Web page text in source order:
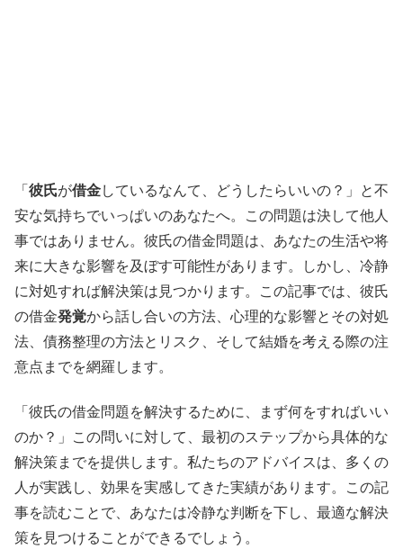
「 彼氏が借金しているなんて、どうしたらいいの？」と不
安な気持ちでいっぱいのあなたへ。この問題は決して他人
事ではありません。彼氏の借金問題は、あなたの生活や将
来に大きな影響を及ぼす可能性があります。しかし、冷静
に対処すれば解決策は見つかります。この記事では、彼氏
の借金発覚から話し合いの方法、心理的な影響とその対処
法、債務整理の方法とリスク、そして結婚を考える際の注
意点までを網羅します。
「彼氏の借金問題を解決するために、まず何をすればいい
のか？」この問いに対して、最初のステップから具体的な
解決策までを提供します。私たちのアドバイスは、多くの
人が実践し、効果を実感してきた実績があります。この記
事を読むことで、あなたは冷静な判断を下し、最適な解決
策を見つけることができるでしょう。